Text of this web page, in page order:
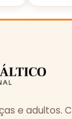
e adultos.